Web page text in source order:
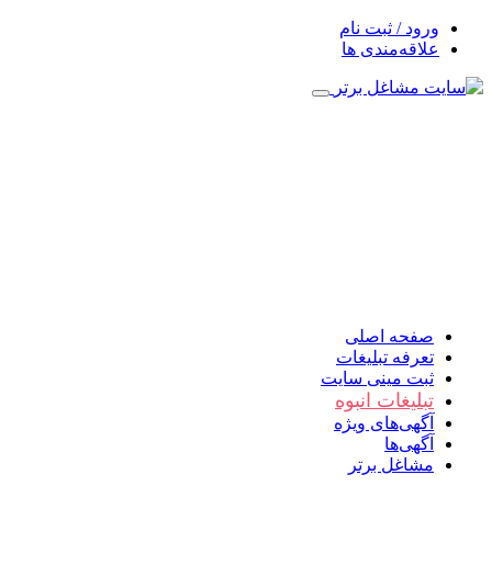
ورود / ثبت نام
علاقه‌مندی ها
صفحه اصلی
تعرفه تبلیغات
ثبت مینی سایت
تبلیغات انبوه
آگهی‌های ویژه
آگهی‌ها
مشاغل برتر